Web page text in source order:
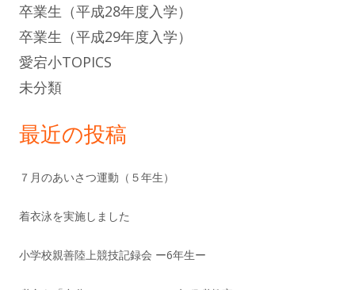
卒業生（平成28年度入学）
卒業生（平成29年度入学）
愛宕小TOPICS
未分類
最近の投稿
７月のあいさつ運動（５年生）
着衣泳を実施しました
小学校親善陸上競技記録会 ー6年生ー